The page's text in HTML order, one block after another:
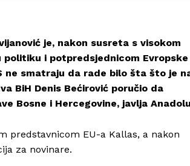
je, nakon susreta s visokom
politiku i potpredsjednicom Evropske
ne smatraju da rade bilo šta što je
BiH Denis Bećirović poručio da
Bosne i Hercegovine, javlja
predstavnicom EU-a Kallas, a nakon
za novinare.